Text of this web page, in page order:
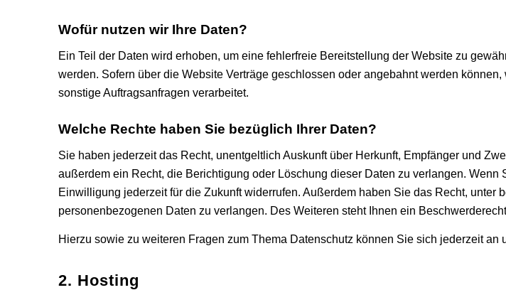
Wofür nutzen wir Ihre Daten?
Ein Teil der Daten wird erhoben, um eine fehlerfreie Bereitstellung der Website zu
werden. Sofern über die Website Verträge geschlossen oder angebahnt werden
sonstige Auftragsanfragen verarbeitet.
Welche Rechte haben Sie bezüglich Ihrer Daten?
Sie haben jederzeit das Recht, unentgeltlich Auskunft über Herkunft, Empfänger und
außerdem ein Recht, die Berichtigung oder Löschung dieser Daten zu verlangen.
Einwilligung jederzeit für die Zukunft widerrufen. Außerdem haben Sie das Recht, unter
personenbezogenen Daten zu verlangen. Des Weiteren steht Ihnen ein
Hierzu sowie zu weiteren Fragen zum Thema Datenschutz können Sie sich jederzeit an
2. Hosting